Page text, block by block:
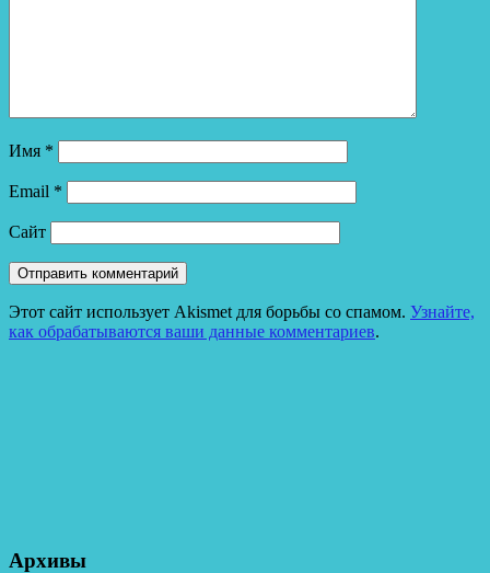
Имя *
Email *
Сайт
Этот сайт использует Akismet для борьбы со спамом. Узнайте,
как обрабатываются ваши данные комментариев.
Архивы